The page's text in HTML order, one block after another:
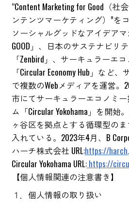
“Content Marketing for Good（
ンテンツマーケティング）”を
ソーシャルグッドなアイデアマ
GOOD」、日本のサステナビリ
「Zenbird」、サーキュラーエ
「Circular Economy Hub」など
で複数のWebメディアを運営。
市にてサーキュラーエコノミ
ム「Circular Yokohama」を開始
ヶ谷区を拠点とする循環型の
入れている。2023年4月、B
ハーチ株式会社 URL:https://
Circular Yokohama URL:https://
【個人情報関連の注意書き】
１．個人情報の取り扱い